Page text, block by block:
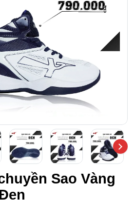
Sao Vàng